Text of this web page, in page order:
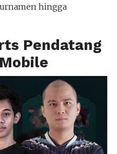
hingga
Pendatang